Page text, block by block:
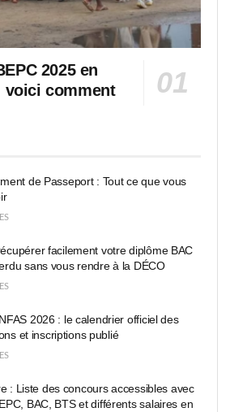
2025 en
voici comment
de Passeport : Tout ce que vous
facilement votre diplôme BAC
sans vous rendre à la DÉCO
2026 : le calendrier officiel des
et inscriptions publié
: Liste des concours accessibles avec
BAC, BTS et différents salaires en